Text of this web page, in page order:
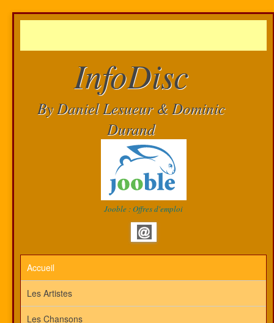
InfoDisc
By Daniel Lesueur & Dominic
Durand
Jooble : Offres d'emploi
Accueil
Les Artistes
Les Chansons